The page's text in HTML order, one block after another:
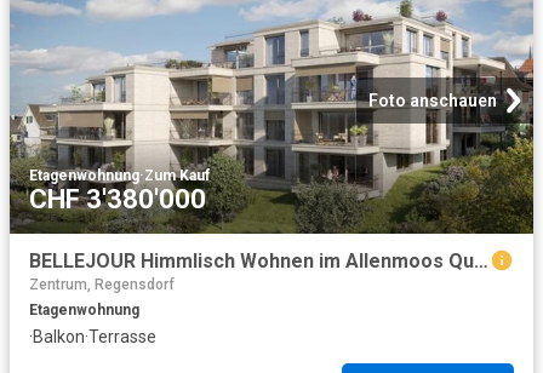
Foto anschauen
Etagenwohnung·Zum Kauf
CHF 3'380'000
BELLEJOUR Himmlisch Wohnen im Allenmoos Quartier
Zentrum, Regensdorf
Etagenwohnung
·Balkon·Terrasse